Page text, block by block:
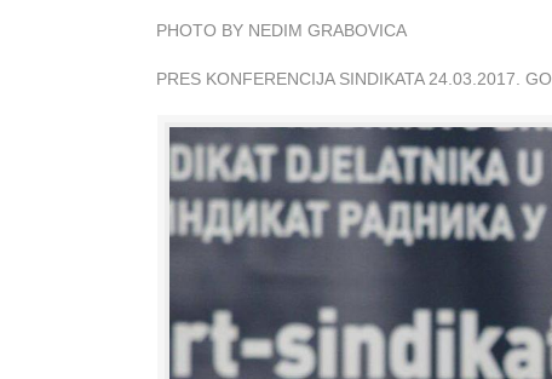
PHOTO BY NEDIM GRABOVICA
PRES KONFERENCIJA SINDIKATA 24.03.2017.